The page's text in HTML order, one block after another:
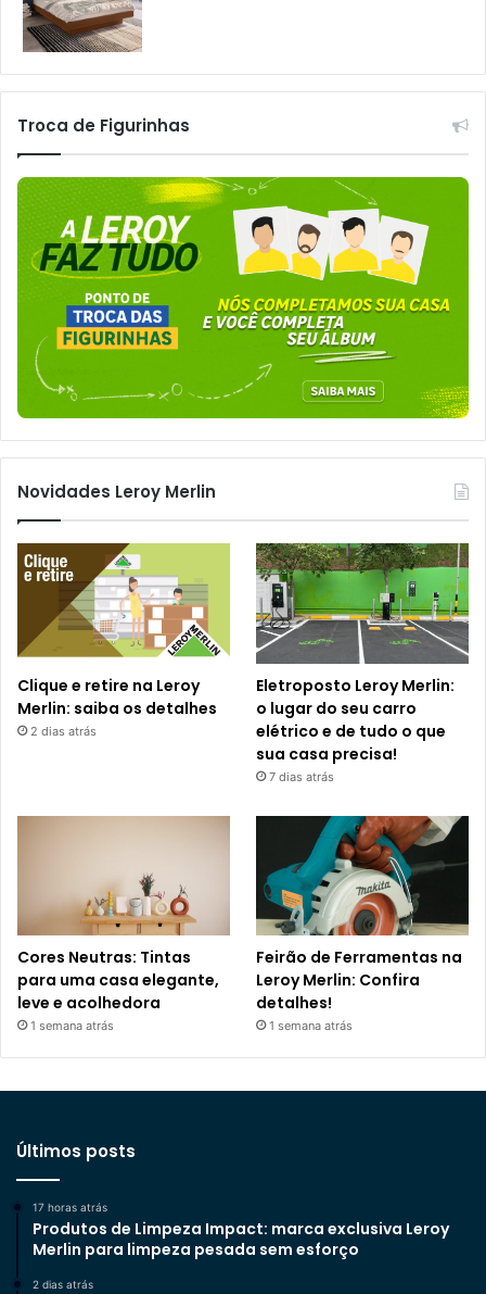
Troca de Figurinhas
Novidades Leroy Merlin
Clique e retire na Leroy
Merlin: saiba os detalhes
2 dias atrás
Eletroposto Leroy Merlin:
o lugar do seu carro
elétrico e de tudo o que
sua casa precisa!
7 dias atrás
Cores Neutras: Tintas
para uma casa elegante,
leve e acolhedora
1 semana atrás
Feirão de Ferramentas na
Leroy Merlin: Confira
detalhes!
1 semana atrás
Últimos posts
17 horas atrás
Produtos de Limpeza Impact: marca exclusiva Leroy
Merlin para limpeza pesada sem esforço
2 dias atrás